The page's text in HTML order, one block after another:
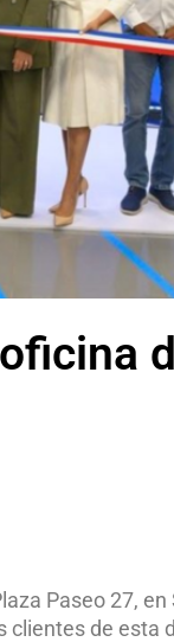
Paseo 27,
clientes de esta